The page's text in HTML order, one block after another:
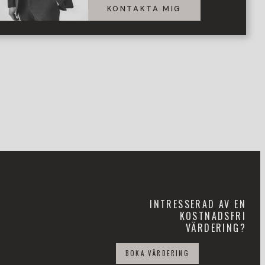
KONTAKTA MIG
INTRESSERAD AV EN
KOSTNADSFRI
VÄRDERING?
BOKA VÄRDERING